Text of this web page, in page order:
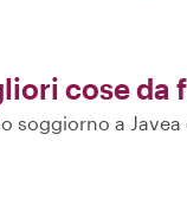
cose da
soggiorno a